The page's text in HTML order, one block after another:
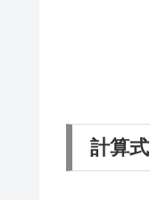
計算式